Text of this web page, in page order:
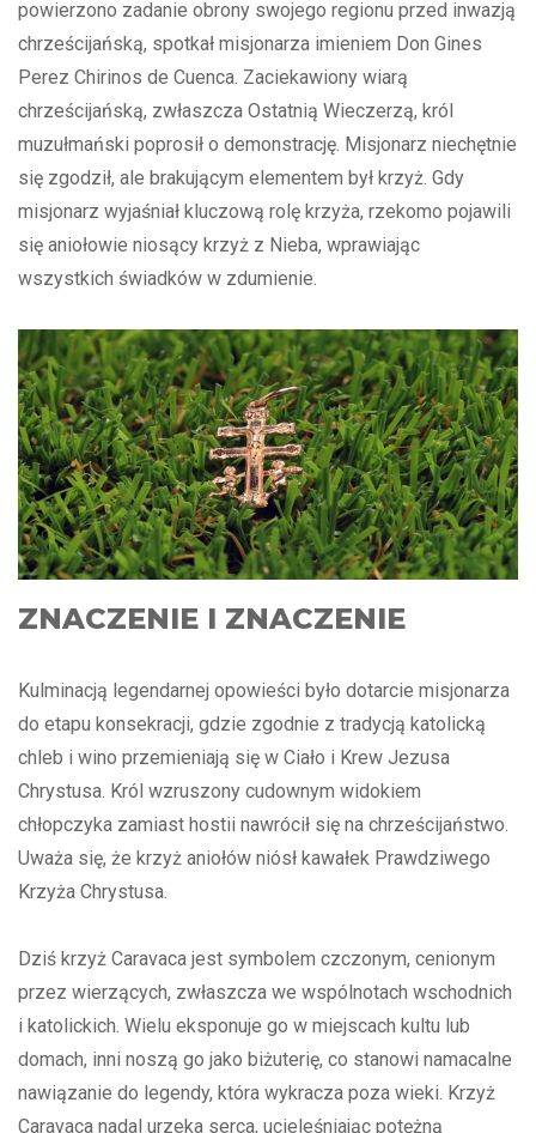
powierzono zadanie obrony swojego regionu przed inwazją
chrześcijańską, spotkał misjonarza imieniem Don Gines
Perez Chirinos de Cuenca. Zaciekawiony wiarą
chrześcijańską, zwłaszcza Ostatnią Wieczerzą, król
muzułmański poprosił o demonstrację. Misjonarz niechętnie
się zgodził, ale brakującym elementem był krzyż. Gdy
misjonarz wyjaśniał kluczową rolę krzyża, rzekomo pojawili
się aniołowie niosący krzyż z Nieba, wprawiając
wszystkich świadków w zdumienie.
ZNACZENIE I ZNACZENIE
Kulminacją legendarnej opowieści było dotarcie misjonarza
do etapu konsekracji, gdzie zgodnie z tradycją katolicką
chleb i wino przemieniają się w Ciało i Krew Jezusa
Chrystusa. Król wzruszony cudownym widokiem
chłopczyka zamiast hostii nawrócił się na chrześcijaństwo.
Uważa się, że krzyż aniołów niósł kawałek Prawdziwego
Krzyża Chrystusa.
Dziś krzyż Caravaca jest symbolem czczonym, cenionym
przez wierzących, zwłaszcza we wspólnotach wschodnich
i katolickich. Wielu eksponuje go w miejscach kultu lub
domach, inni noszą go jako biżuterię, co stanowi namacalne
nawiązanie do legendy, która wykracza poza wieki. Krzyż
Caravaca nadal urzeka serca, ucieleśniając potężną